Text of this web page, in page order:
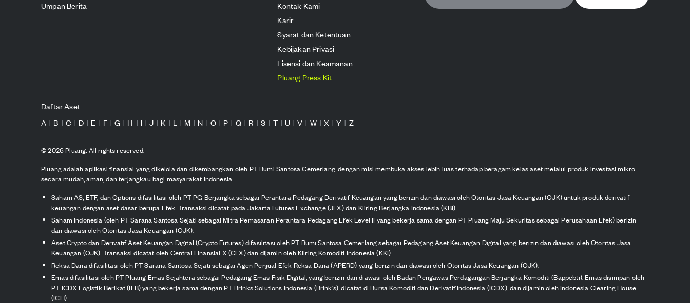
Umpan Berita
Kontak Kami
Karir
Syarat dan Ketentuan
Kebijakan Privasi
Lisensi dan Keamanan
Pluang Press Kit
Daftar Aset
A | B | C | D | E | F | G | H | I | J | K | L | M | N | O | P | Q | R | S | T | U | V | W | X | Y | Z
©2026Pluang. All rights reserved.
Pluang adalah aplikasi finansial yang dikelola dan dikembangkan oleh PT Bumi Santosa Cemerlang, dengan misi membuka akses lebih luas terhadap beragam kelas aset melalui produk investasi mikro
secara mudah, aman, dan terjangkau bagi masyarakat Indonesia.
Saham AS, ETF, dan Options difasilitasi oleh PT PG Berjangka sebagai Perantara Pedagang Derivatif Keuangan yang berizin dan diawasi oleh Otoritas Jasa Keuangan (OJK) untuk produk derivatif
keuangan dengan aset dasar berupa Efek. Transaksi dicatat pada Jakarta Futures Exchange (JFX) dan Kliring Berjangka Indonesia (KBI).
Saham Indonesia (oleh PT Sarana Santosa Sejati sebagai Mitra Pemasaran Perantara Pedagang Efek Level II yang bekerja sama dengan PT Pluang Maju Sekuritas sebagai Perusahaan Efek) berizin
dan diawasi oleh Otoritas Jasa Keuangan (OJK).
Aset Crypto dan Derivatif Aset Keuangan Digital (Crypto Futures) difasilitasi oleh PT Bumi Santosa Cemerlang sebagai Pedagang Aset Keuangan Digital yang berizin dan diawasi oleh Otoritas Jasa
Keuangan (OJK). Transaksi dicatat oleh Central Finansial X (CFX) dan dijamin oleh Kliring Komoditi Indonesia (KKI).
Reksa Dana difasilitasi oleh PT Sarana Santosa Sejati sebagai Agen Penjual Efek Reksa Dana (APERD) yang berizin dan diawasi oleh Otoritas Jasa Keuangan (OJK).
Emas difasilitasi oleh PT Pluang Emas Sejahtera sebagai Pedagang Emas Fisik Digital, yang berizin dan diawasi oleh Badan Pengawas Perdagangan Berjangka Komoditi (Bappebti). Emas disimpan oleh
PT ICDX Logistik Berikat (ILB) yang bekerja sama dengan PT Brinks Solutions Indonesia (Brink's), dicatat di Bursa Komoditi dan Derivatif Indonesia (ICDX), dan dijamin oleh Indonesia Clearing House
(ICH).